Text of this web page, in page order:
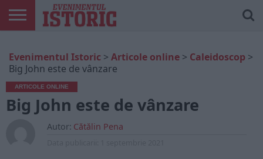
ONLINE
EDIȚII
TIPĂRITE
ISTORIC
PLAY
CONTUL
MEU
Evenimentul Istoric > Articole online > Caleidoscop >
Big John este de vânzare
ARTICOLE ONLINE
Big John este de vânzare
Autor: Cătălin Pena